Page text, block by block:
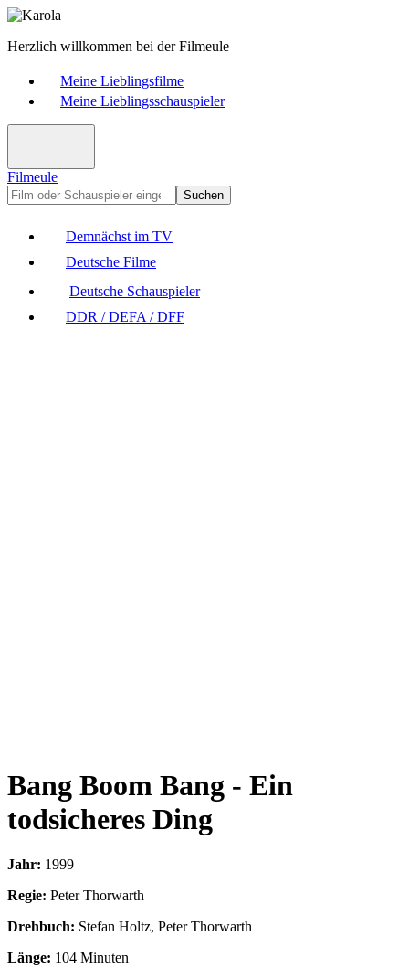
Herzlich willkommen bei der Filmeule
Meine Lieblingsfilme
Meine Lieblingsschauspieler
Filmeule
Suchen
Demnächst im TV
Deutsche Filme
Deutsche Schauspieler
DDR / DEFA / DFF
Bang Boom Bang - Ein
todsicheres Ding
Jahr: 1999
Regie: Peter Thorwarth
Drehbuch: Stefan Holtz, Peter Thorwarth
Länge: 104 Minuten